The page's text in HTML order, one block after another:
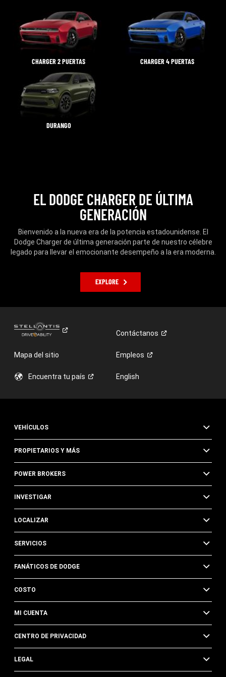
CHARGER 2 PUERTAS CHARGER 4 PUERTAS
DURANGO
EL DODGE CHARGER DE ÚLTIMA
GENERACIÓN
Bienvenido a la nueva era de la potencia estadounidense. El
Dodge Charger de última generación parte de nuestro célebre
legado para llevar el emocionante desempeño a la era moderna.
EXPLORE
Contáctanos
Mapa del sitio Empleos
Encuentra tu país English
VEHÍCULOS
PROPIETARIOS Y MÁS
POWER BROKERS
INVESTIGAR
LOCALIZAR
SERVICIOS
FANÁTICOS DE DODGE
COSTO
MI CUENTA
CENTRO DE PRIVACIDAD
LEGAL